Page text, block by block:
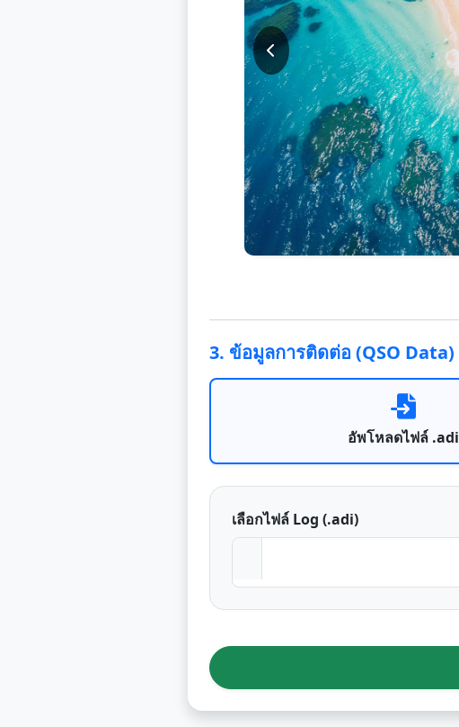
3. ข้อมูลการติดต่อ (QSO Data)
อัพโหลดไฟล์ .adi
เลือกไฟล์ Log (.adi)